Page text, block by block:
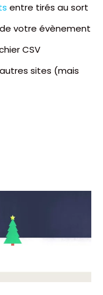
entre tirés au sort
votre évènement
CSV
sites (mais